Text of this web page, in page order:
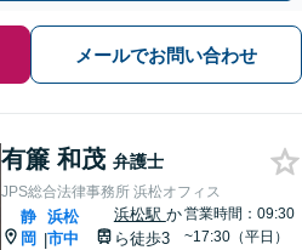
メールでお問い合わせ
有簾 和茂 弁護士
JPS総合法律事務所 浜松オフィス
静
岡 |
浜松
市中
浜松駅 か
ら徒歩3
営業時間：09:30
~17:30（平日）